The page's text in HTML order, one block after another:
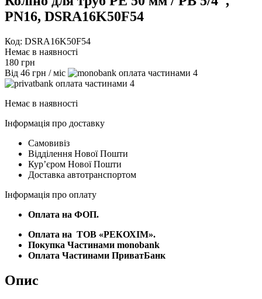
PN16, DSRA16K50F54
Код: DSRA16K50F54
Немає в наявності
180 грн
Від 46 грн / міс
4
4
Немає в наявності
Інформація про доставку
Самовивіз
Відділення Нової Пошти
Курʼєром Нової Пошти
Доставка автотранспортом
Інформація про оплату
Оплата на ФОП.
Оплата на ТОВ «РЕКОХІМ».
Покупка Частинами monobank
Оплата Частинами ПриватБанк
Опис